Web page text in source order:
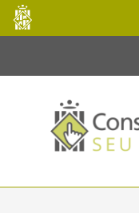
Salta al contingut principal
Consell
de
Mallorca